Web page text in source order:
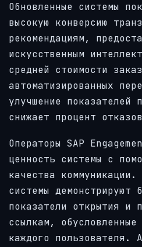
Обновленные системы
высокую конверсию
рекомендациям,
искусственным
средней стоимости
автоматизированных
улучшение показателей
снижает процент
Операторы SAP
ценность системы с
качества коммуникации.
системы демонстрируют
показатели открытия и
ссылкам, обусловленные
каждого пользователя.